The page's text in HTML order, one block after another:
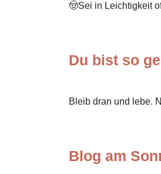
🤠Sei in Leichtigkeit
Du bist so
Bleib dran und lebe.
Blog am